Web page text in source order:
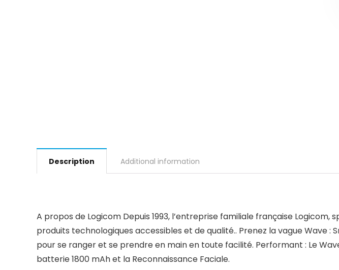
Description Additional information
A propos de Logicom Depuis 1993, l’entreprise familiale française
produits technologiques accessibles et de qualité.. Prenez la vague Wave
pour se ranger et se prendre en main en toute facilité. Performant : Le
batterie 1800 mAh et la Reconnaissance Faciale.